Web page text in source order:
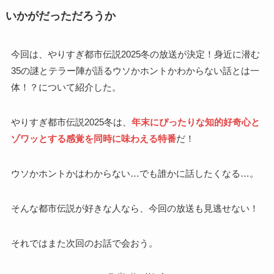
いかがだっただろうか
今回は、やりすぎ都市伝説2025冬の放送が決定！身近に潜む
35の謎とテラー陣が語るウソかホントかわからない話とは一
体！？について紹介した。
やりすぎ都市伝説2025冬は、 年末にぴったりな知的好奇心と
ゾワッとする感覚を同時に味わえる特番だ！
ウソかホントかはわからない…でも誰かに話したくなる…。
そんな都市伝説が好きな人なら、今回の放送も見逃せない！
それではまた次回のお話で会おう。